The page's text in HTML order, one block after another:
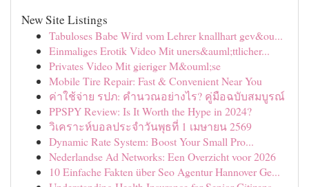
New Site Listings
Tabuloses Babe Wird vom Lehrer knallhart gev&ou...
Einmaliges Erotik Video Mit uners&auml;ttlicher...
Privates Video Mit gieriger M&ouml;se
Mobile Tire Repair: Fast & Convenient Near You
ค่าใช้จ่าย รปภ: คำนวณอย่างไร? คู่มือฉบับสมบูรณ์
PPSPY Review: Is It Worth the Hype in 2024?
วิเคราะห์บอลประจำวันพุธที่ 1 เมษายน 2569
Dynamic Rate System: Boost Your Small Pro...
Nederlandse Ad Networks: Een Overzicht voor 2026
10 Einfache Fakten über Seo Agentur Hannover Ge...